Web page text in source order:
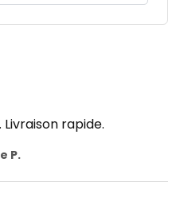
rapide.
P.